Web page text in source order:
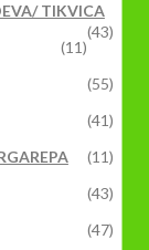
TIKVICA
(43)
(11)
(55)
(41)
(11)
(43)
(47)